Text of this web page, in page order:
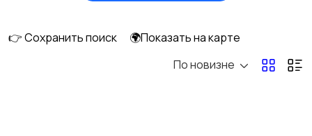
Оформление
👉 Сохранить поиск
🌍Показать на карте
По новизне